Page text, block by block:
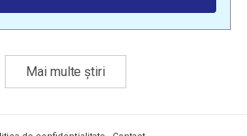
Mai multe știri